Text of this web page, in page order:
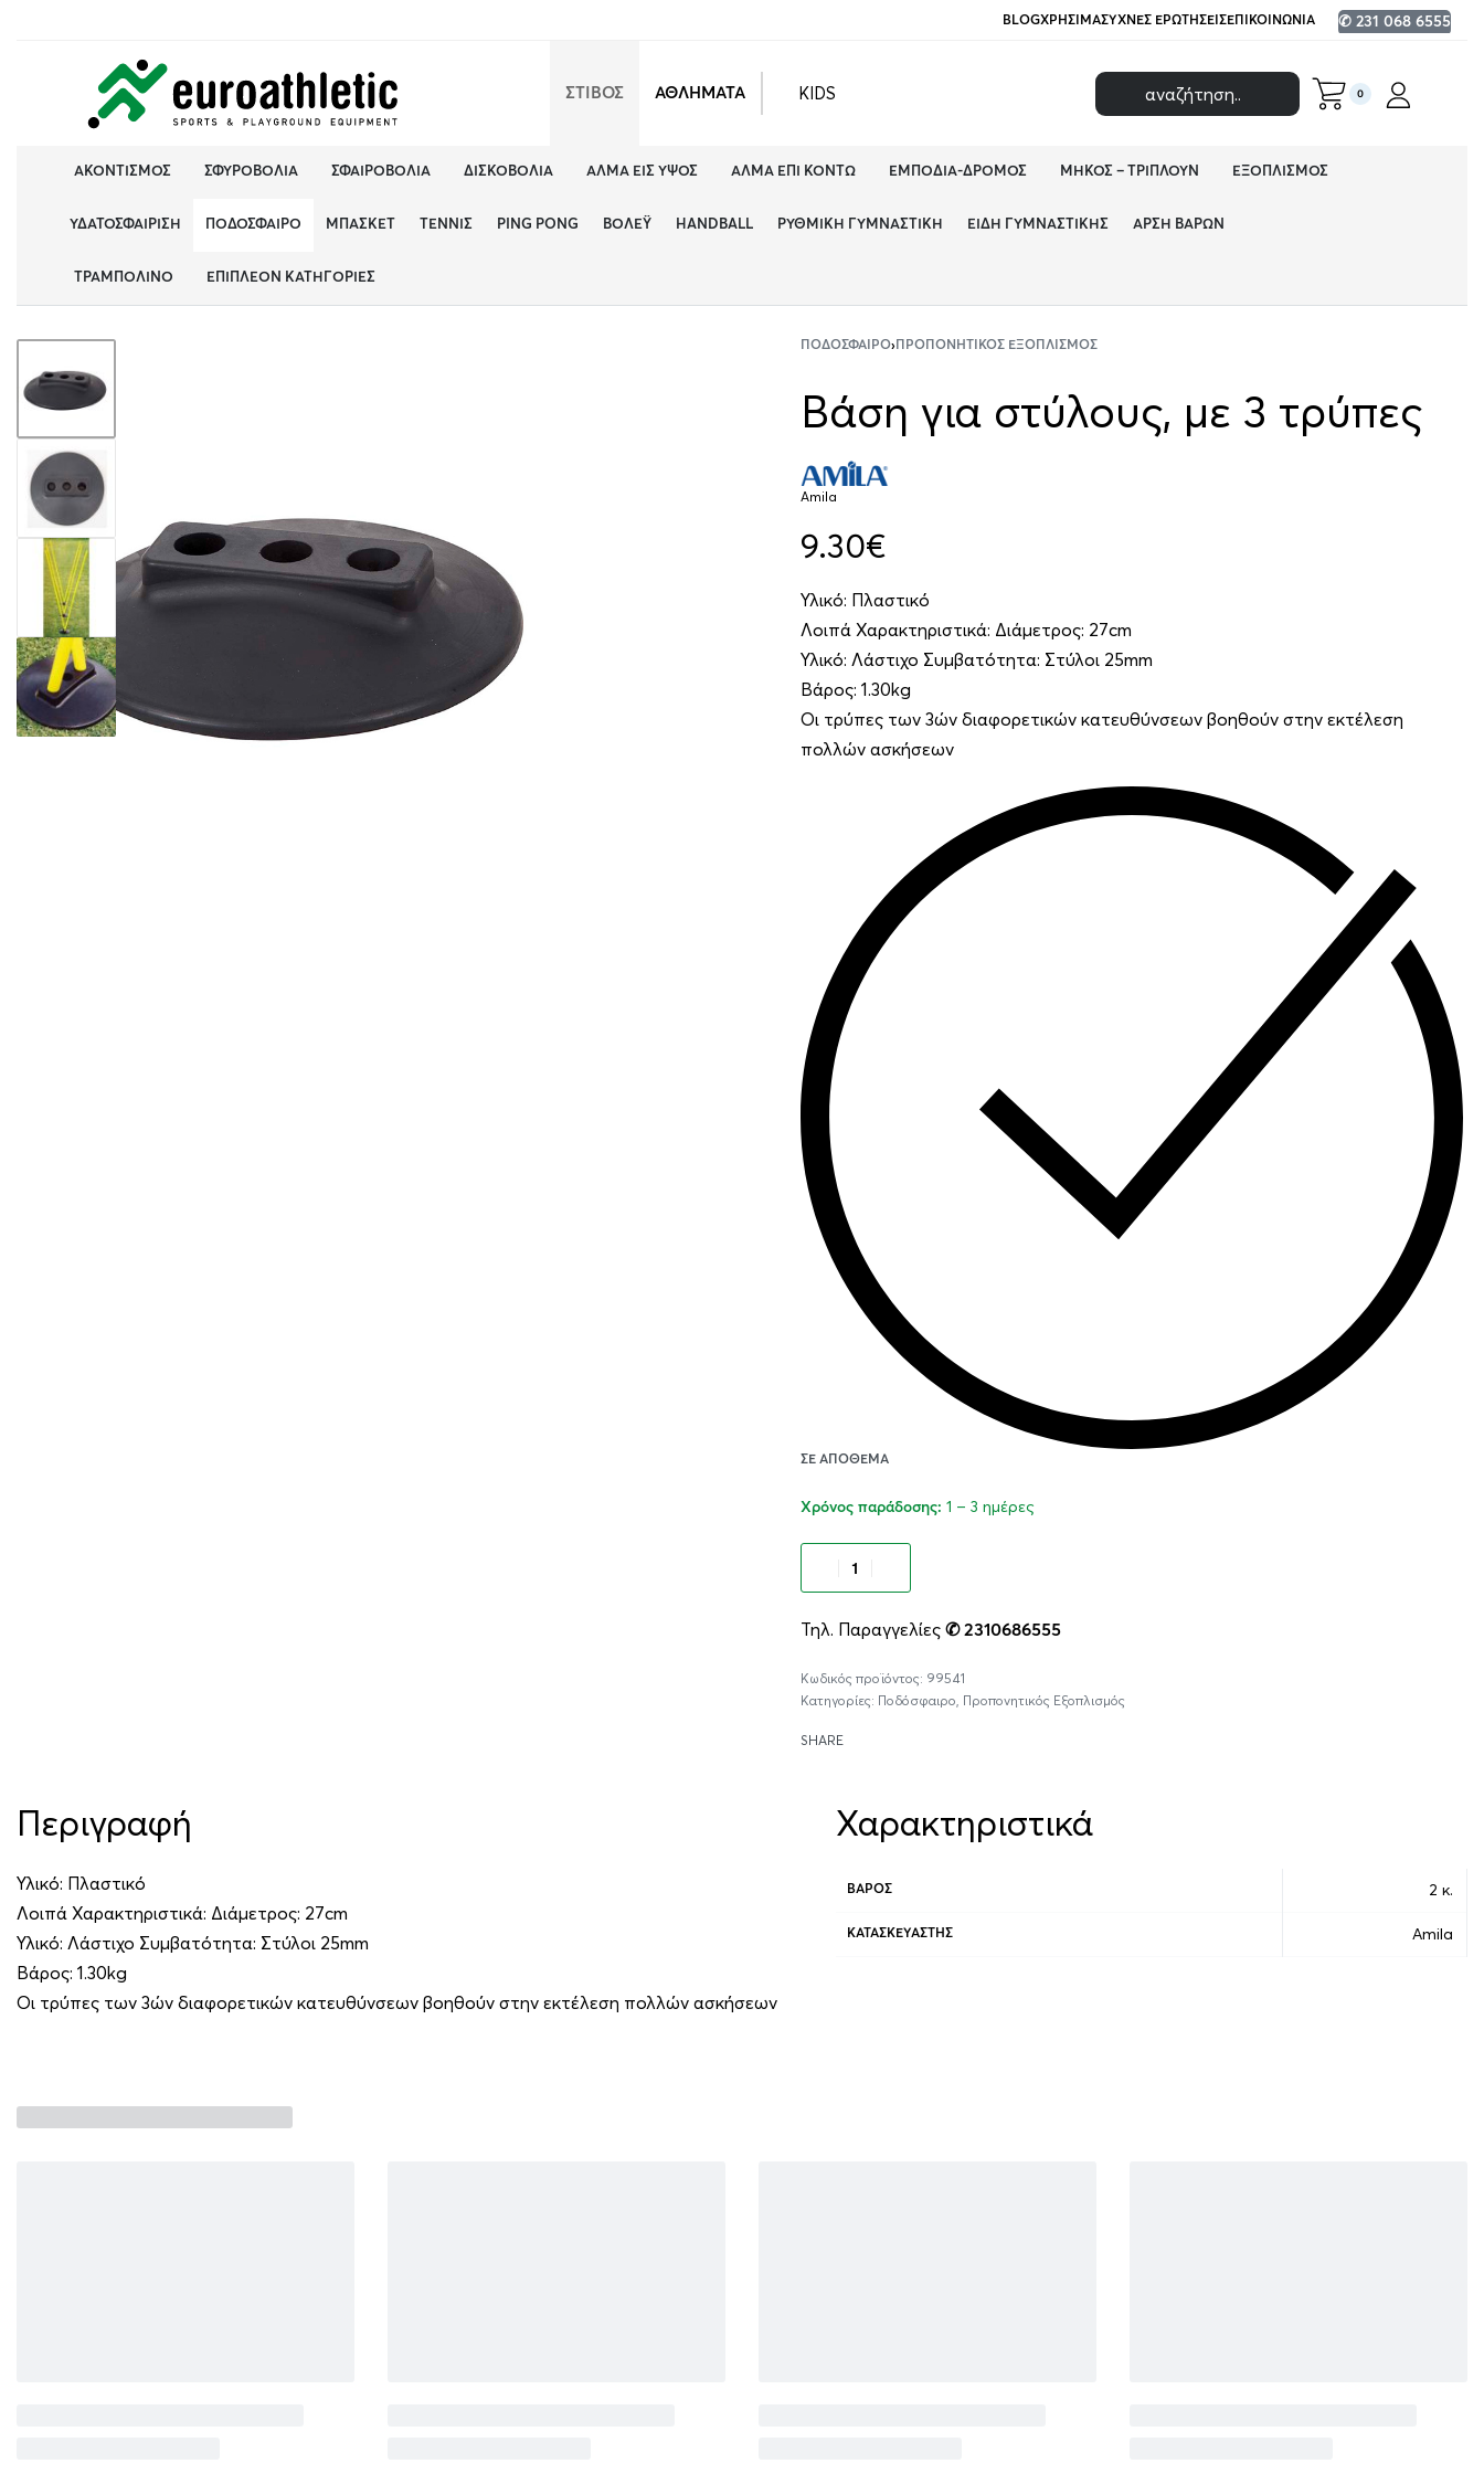
BLOGΧΡΉΣΙΜΑΣΥΧΝΈΣ ΕΡΩΤΉΣΕΙΣΕΠΙΚΟΙΝΩΝΊΑ ✆ 231 068 6555
ΣΤΙΒΟΣ ΑΘΛΗΜΑΤΑ KIDS 0
ΑΚΟΝΤΙΣΜΌΣ ΣΦΥΡΟΒΟΛΊΑ ΣΦΑΙΡΟΒΟΛΊΑ ΔΙΣΚΟΒΟΛΊΑ ΆΛΜΑ ΕΙΣ ΎΨΟΣ ΆΛΜΑ ΕΠΊ ΚΟΝΤΏ ΕΜΠΌΔΙΑ-ΔΡΌΜΟΣ ΜΉΚΟΣ – ΤΡΙΠΛΟΎΝ ΕΞΟΠΛΙΣΜΌΣ
ΥΔΑΤΟΣΦΑΊΡΙΣΗ ΠΟΔΌΣΦΑΙΡΟ ΜΠΆΣΚΕΤ ΤΈΝΝΙΣ PING PONG ΒΌΛΕΫ HANDBALL ΡΥΘΜΙΚΉ ΓΥΜΝΑΣΤΙΚΉ ΕΊΔΗ ΓΥΜΝΑΣΤΙΚΉΣ ΆΡΣΗ ΒΑΡΏΝ
ΤΡΑΜΠΟΛΊΝΟ ΕΠΙΠΛΈΟΝ ΚΑΤΗΓΟΡΊΕΣ
ΠΟΔΌΣΦΑΙΡΟ› ΠΡΟΠΟΝΗΤΙΚΌΣ ΕΞΟΠΛΙΣΜΌΣ
Βάση για στύλους, με 3 τρύπες
Amila
9.30€
Υλικό: Πλαστικό
Λοιπά Χαρακτηριστικά: Διάμετρος: 27cm
Υλικό: Λάστιχο Συμβατότητα: Στύλοι 25mm
Βάρος: 1.30kg
Οι τρύπες των 3ών διαφορετικών κατευθύνσεων βοηθούν στην εκτέλεση
πολλών ασκήσεων
ΣΕ ΑΠΌΘΕΜΑ
Χρόνος παράδοσης: 1 – 3 ημέρες
Τηλ. Παραγγελίες ✆ 2310686555
99541
Κατηγορίες: Ποδόσφαιρο, Προπονητικός Εξοπλισμός
SHARE
Περιγραφή
Υλικό: Πλαστικό
Λοιπά Χαρακτηριστικά: Διάμετρος: 27cm
Υλικό: Λάστιχο Συμβατότητα: Στύλοι 25mm
Βάρος: 1.30kg
Οι τρύπες των 3ών διαφορετικών κατευθύνσεων βοηθούν στην εκτέλεση πολλών ασκήσεων
Χαρακτηριστικά
ΒΆΡΟΣ 2 κ.
ΚΑΤΑΣΚΕΥΑΣΤΉΣ Amila